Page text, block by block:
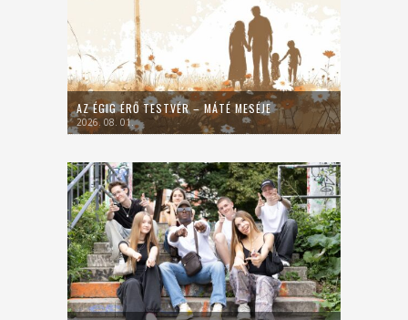
AZ ÉGIG ÉRŐ TESTVÉR – MÁTÉ MESÉJE
2026. 08. 01.